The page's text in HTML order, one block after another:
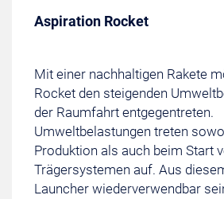
Aspiration Rocket
Mit einer nachhaltigen Rakete
Rocket den steigenden
der Raumfahrt entgegentreten.
Umweltbelastungen treten
Produktion als auch beim Start
Trägersystemen auf. Aus
Launcher wiederverwendbar